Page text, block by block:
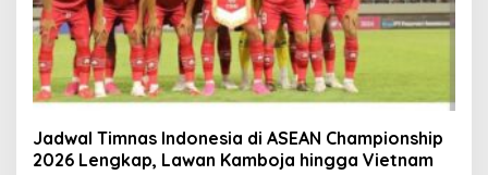
Jadwal Timnas Indonesia di ASEAN Championship
2026 Lengkap, Lawan Kamboja hingga Vietnam